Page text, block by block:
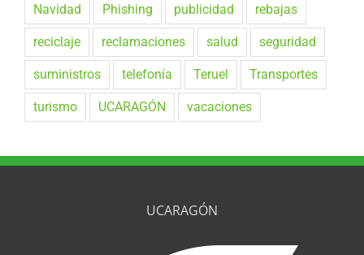
Navidad Phishing publicidad rebajas
reciclaje reclamaciones salud seguridad
suministros telefonía Teruel Transportes
turismo UCARAGÓN vacaciones
UCARAGÓN